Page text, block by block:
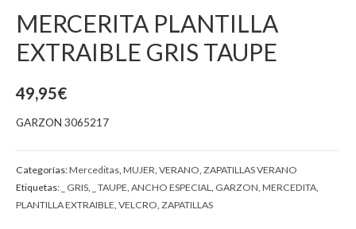
MERCERITA PLANTILLA
EXTRAIBLE GRIS TAUPE
49,95€
GARZON 3065217
Categorías:Merceditas MUJER VERANO ZAPATILLAS VERANO
Etiquetas:
_ GRIS _ TAUPE ANCHO ESPECIAL GARZON MERCEDITA
PLANTILLA EXTRAIBLE VELCRO ZAPATILLAS